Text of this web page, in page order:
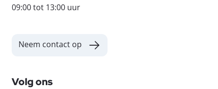
09:00 tot 13:00 uur
Neem contact op
Volg ons